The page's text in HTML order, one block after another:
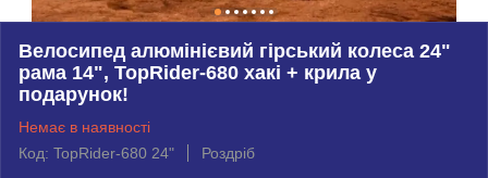
Велосипед алюмінієвий гірський колеса 24"
рама 14", TopRider-680 хакі + крила у
подарунок!
Немає в наявності
Код: TopRider-680 24"
Роздріб